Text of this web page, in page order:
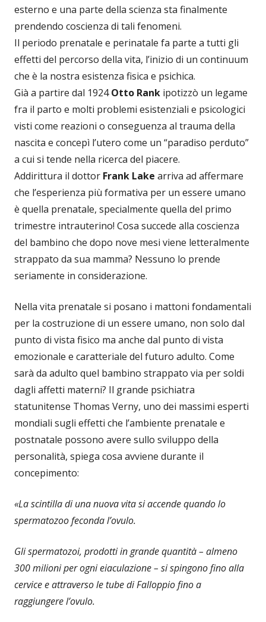
esterno e una parte della scienza sta finalmente
prendendo coscienza di tali fenomeni.
Il periodo prenatale e perinatale fa parte a tutti gli
effetti del percorso della vita, l’inizio di un continuum
che è la nostra esistenza fisica e psichica.
Già a partire dal 1924Otto Rank ipotizzò un legame
fra il parto e molti problemi esistenziali e psicologici
visti come reazioni o conseguenza al trauma della
nascita e concepì l’utero come un “paradiso perduto”
a cui si tende nella ricerca del piacere.
Addirittura il dottor Frank Lake arriva ad affermare
che l’esperienza più formativa per un essere umano
è quella prenatale, specialmente quella del primo
trimestre intrauterino! Cosa succede alla coscienza
del bambino che dopo nove mesi viene letteralmente
strappato da sua mamma? Nessuno lo prende
seriamente in considerazione.
Nella vita prenatale si posano i mattoni fondamentali
per la costruzione di un essere umano, non solo dal
punto di vista fisico ma anche dal punto di vista
emozionale e caratteriale del futuro adulto. Come
sarà da adulto quel bambino strappato via per soldi
dagli affetti materni? Il grande psichiatra
statunitense Thomas Verny, uno dei massimi esperti
mondiali sugli effetti che l’ambiente prenatale e
postnatale possono avere sullo sviluppo della
personalità, spiega cosa avviene durante il
concepimento:
«La scintilla di una nuova vita si accende quando lo
spermatozoo feconda l’ovulo.
Gli spermatozoi, prodotti in grande quantità – almeno
300 milioni per ogni eiaculazione – si spingono fino alla
cervice e attraverso le tube di Falloppio fino a
raggiungere l’ovulo.